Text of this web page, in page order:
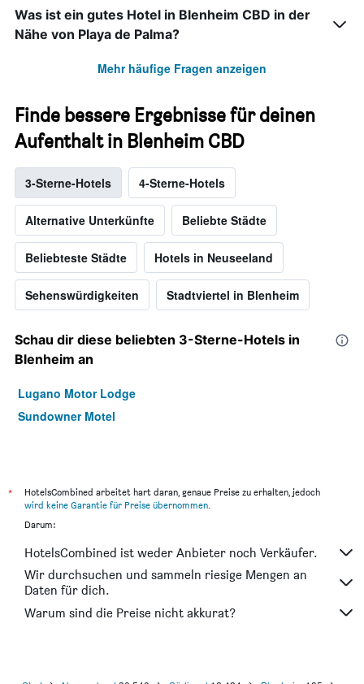
Was ist ein gutes Hotel in Blenheim CBD in der
Nähe von Playa de Palma?
Mehr häufige Fragen anzeigen
Finde bessere Ergebnisse für deinen
Aufenthalt in Blenheim CBD
3-Sterne-Hotels 4-Sterne-Hotels
Alternative Unterkünfte Beliebte Städte
Beliebteste Städte Hotels in Neuseeland
Sehenswürdigkeiten Stadtviertel in Blenheim
Schau dir diese beliebten 3-Sterne-Hotels in
Blenheim an
Lugano Motor Lodge
Sundowner Motel
*
HotelsCombined arbeitet hart daran, genaue Preise zu erhalten, jedoch
wird keine Garantie für Preise übernommen.
Darum:
HotelsCombined ist weder Anbieter noch Verkäufer.
Wir durchsuchen und sammeln riesige Mengen an
Daten für dich.
Warum sind die Preise nicht akkurat?